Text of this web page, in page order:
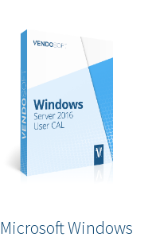
Microsoft Windows